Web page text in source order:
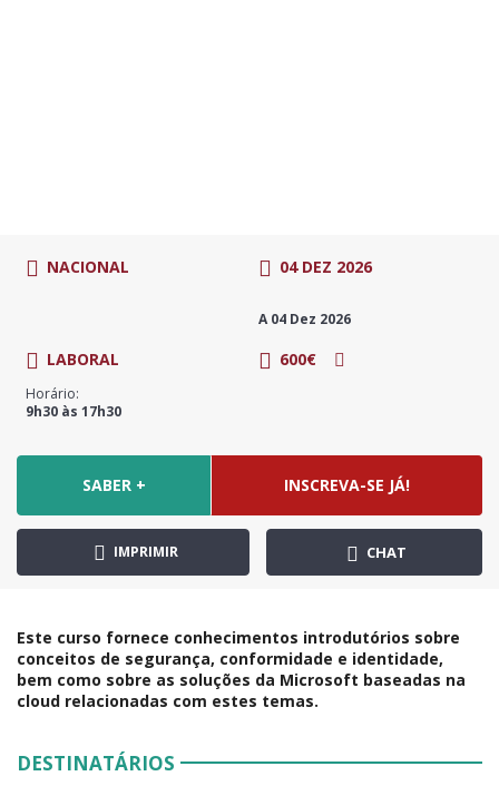
NACIONAL 04 DEZ 2026
A 04 Dez 2026
LABORAL
Horário:
9h30 às 17h30
600€
SABER + INSCREVA-SE JÁ!
IMPRIMIR CHAT
Este curso fornece conhecimentos introdutórios sobre
conceitos de segurança, conformidade e identidade,
bem como sobre as soluções da Microsoft baseadas na
cloud relacionadas com estes temas.
DESTINATÁRIOS